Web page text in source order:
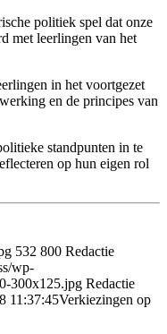
politiek spel dat onze
met leerlingen van het
in het voortgezet
en de principes van
standpunten in te
op hun eigen rol
532 800 Redactie
wp-
300x125.jpg Redactie
11:37:45Verkiezingen op